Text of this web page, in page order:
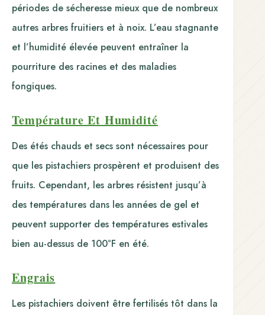
périodes de sécheresse mieux que de nombreux
autres arbres fruitiers et à noix. L’eau stagnante
et l’humidité élevée peuvent entraîner la
pourriture des racines et des maladies
fongiques.
Température Et Humidité
Des étés chauds et secs sont nécessaires pour
que les pistachiers prospèrent et produisent des
fruits. Cependant, les arbres résistent jusqu’à
des températures dans les années de gel et
peuvent supporter des températures estivales
bien au-dessus de 100°F en été.
Engrais
Les pistachiers doivent être fertilisés tôt dans la